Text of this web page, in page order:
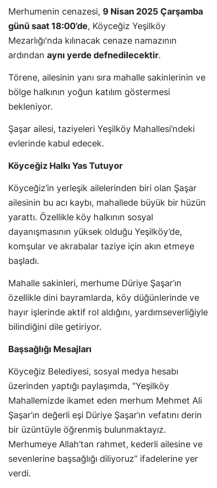
Merhumenin cenazesi, 9 Nisan 2025 Çarşamba
günü saat 18:00’de, Köyceğiz Yeşilköy
Mezarlığı'nda kılınacak cenaze namazının
ardından aynı yerde defnedilecektir.
Törene, ailesinin yanı sıra mahalle sakinlerinin ve
bölge halkının yoğun katılım göstermesi
bekleniyor.
Şaşar ailesi, taziyeleri Yeşilköy Mahallesi’ndeki
evlerinde kabul edecek.
Köyceğiz Halkı Yas Tutuyor
Köyceğiz’in yerleşik ailelerinden biri olan Şaşar
ailesinin bu acı kaybı, mahallede büyük bir hüzün
yarattı. Özellikle köy halkının sosyal
dayanışmasının yüksek olduğu Yeşilköy’de,
komşular ve akrabalar taziye için akın etmeye
başladı.
Mahalle sakinleri, merhume Düriye Şaşar’ın
özellikle dini bayramlarda, köy düğünlerinde ve
hayır işlerinde aktif rol aldığını, yardımseverliğiyle
bilindiğini dile getiriyor.
Başsağlığı Mesajları
Köyceğiz Belediyesi, sosyal medya hesabı
üzerinden yaptığı paylaşımda, “Yeşilköy
Mahallemizde ikamet eden merhum Mehmet Ali
Şaşar’ın değerli eşi Düriye Şaşar’ın vefatını derin
bir üzüntüyle öğrenmiş bulunmaktayız.
Merhumeye Allah’tan rahmet, kederli ailesine ve
sevenlerine başsağlığı diliyoruz” ifadelerine yer
verdi.